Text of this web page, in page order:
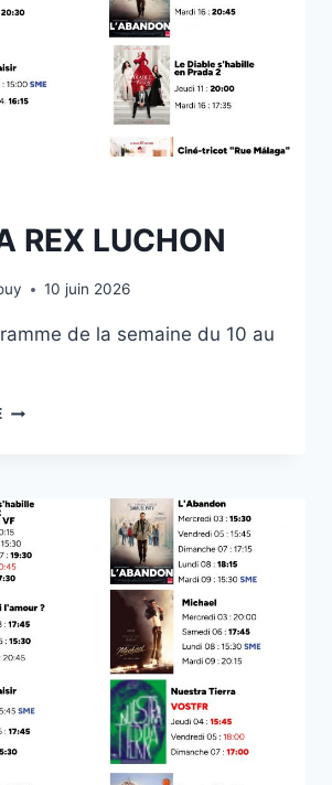
REX LUCHON
10 juin 2026
de la semaine du 10 au
CINÉMA